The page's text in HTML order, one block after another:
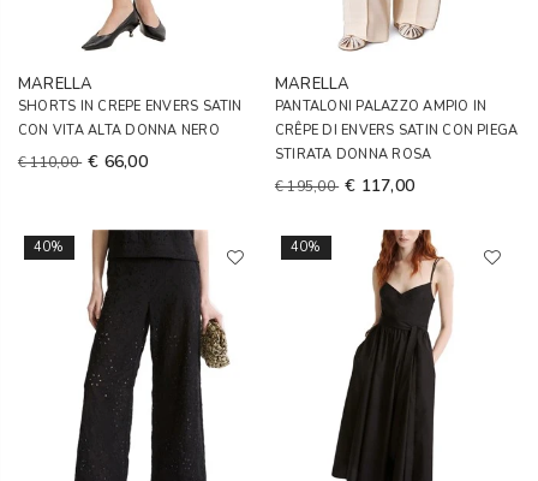
MARELLA
SHORTS IN CREPE ENVERS SATIN
CON VITA ALTA DONNA NERO
€ 110,00 € 66,00
MARELLA
PANTALONI PALAZZO AMPIO IN
CRÊPE DI ENVERS SATIN CON PIEGA
STIRATA DONNA ROSA
€ 195,00 € 117,00
40% 40%